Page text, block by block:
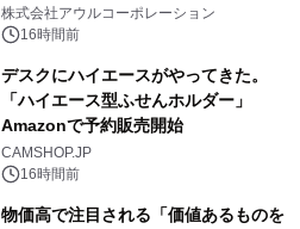
大人の冬旅を。ー夕日ヶ浦温泉「佳松
苑 別邸ふうか」ー
株式会社アウルコーポレーション
16時間前
デスクにハイエースがやってきた。
「ハイエース型ふせんホルダー」
Amazonで予約販売開始
CAMSHOP.JP
16時間前
物価高で注目される「価値あるものを